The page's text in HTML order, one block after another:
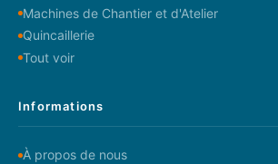
Machines de Chantier et d'Atelier
Quincaillerie
Tout voir
Informations
À propos de nous